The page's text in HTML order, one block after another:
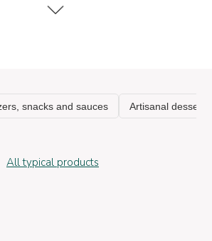
All typical products